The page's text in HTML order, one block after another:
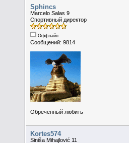
Sphincs
Marcelo Salas 9
Спортивный директор
Оффлайн
Сообщений: 9814
Обреченный любить
Kortes574
Siniša Mihajlović 11